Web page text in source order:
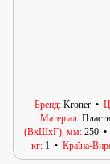
Бренд Kroner
Матеріал
(ВхШхГ), мм 250
кг 1 Країна-